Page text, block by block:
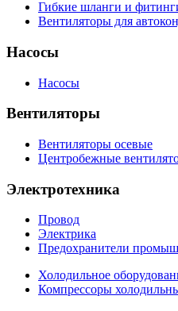
Гибкие шланги и
Вентиляторы для
Насосы
Насосы
Вентиляторы
Вентиляторы осевые
Центробежные
Электротехника
Провод
Электрика
Предохранители
Холодильное
Компрессоры